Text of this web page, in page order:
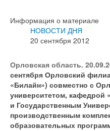
Информация о материале
НОВОСТИ ДНЯ
20 сентября 2012
Орловская область.
сентября Орловский
«Билайн») совместно с
университетом, кафедрой
и Государственным
производственным
образовательных